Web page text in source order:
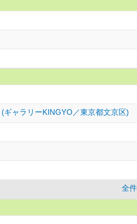
ギャラリーKINGYO／東京都文京区)
全